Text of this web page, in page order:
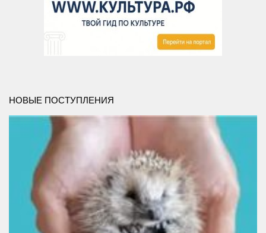
НОВЫЕ ПОСТУПЛЕНИЯ